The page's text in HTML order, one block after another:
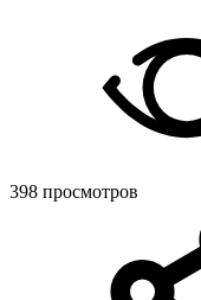
398 просмотров